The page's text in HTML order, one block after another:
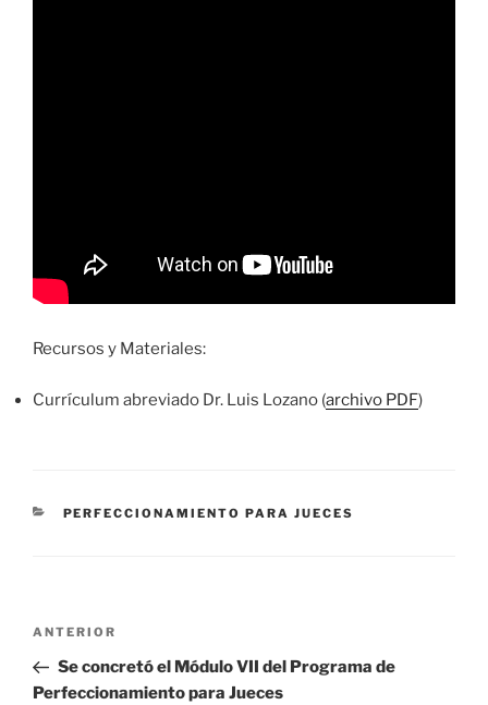
Recursos y Materiales:
Currículum abreviado Dr. Luis Lozano (archivo PDF)
CATEGORÍAS
PERFECCIONAMIENTO PARA JUECES
Navegación
entradas
Entrada
anterior
ANTERIOR
Se concretó el Módulo VII del Programa de
Perfeccionamiento para Jueces